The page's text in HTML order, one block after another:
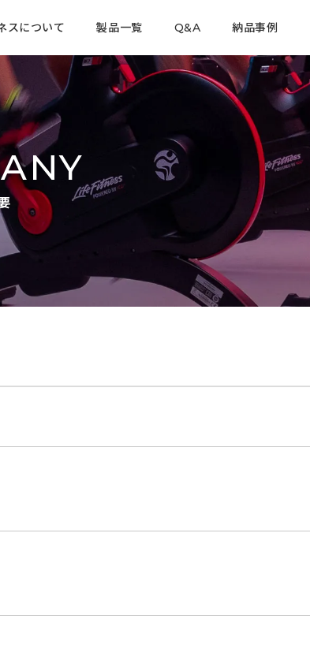
スについて 製品一覧 Q&A 納品事例